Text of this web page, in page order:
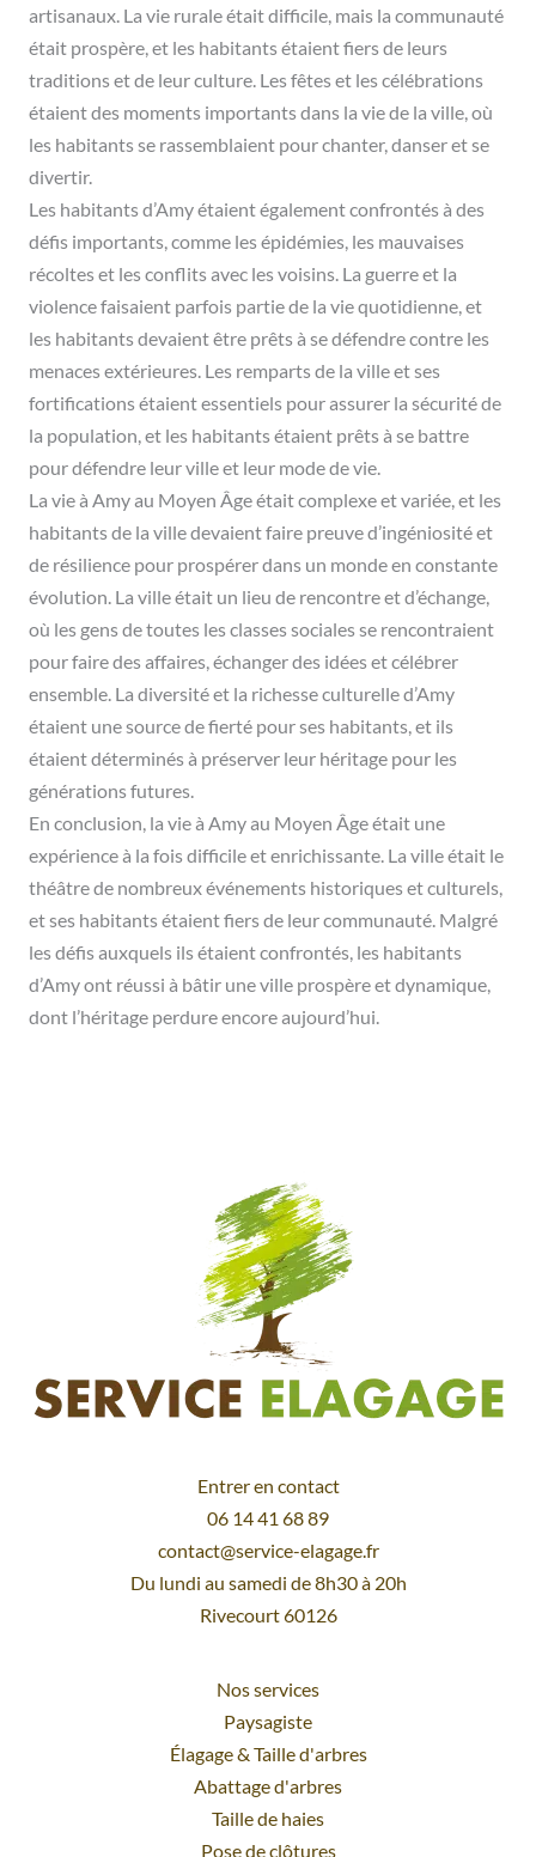
artisanaux. La vie rurale était difficile, mais la communauté
était prospère, et les habitants étaient fiers de leurs
traditions et de leur culture. Les fêtes et les célébrations
étaient des moments importants dans la vie de la ville, où
les habitants se rassemblaient pour chanter, danser et se
divertir.
Les habitants d’Amy étaient également confrontés à des
défis importants, comme les épidémies, les mauvaises
récoltes et les conflits avec les voisins. La guerre et la
violence faisaient parfois partie de la vie quotidienne, et
les habitants devaient être prêts à se défendre contre les
menaces extérieures. Les remparts de la ville et ses
fortifications étaient essentiels pour assurer la sécurité de
la population, et les habitants étaient prêts à se battre
pour défendre leur ville et leur mode de vie.
La vie à Amy au Moyen Âge était complexe et variée, et les
habitants de la ville devaient faire preuve d’ingéniosité et
de résilience pour prospérer dans un monde en constante
évolution. La ville était un lieu de rencontre et d’échange,
où les gens de toutes les classes sociales se rencontraient
pour faire des affaires, échanger des idées et célébrer
ensemble. La diversité et la richesse culturelle d’Amy
étaient une source de fierté pour ses habitants, et ils
étaient déterminés à préserver leur héritage pour les
générations futures.
En conclusion, la vie à Amy au Moyen Âge était une
expérience à la fois difficile et enrichissante. La ville était le
théâtre de nombreux événements historiques et culturels,
et ses habitants étaient fiers de leur communauté. Malgré
les défis auxquels ils étaient confrontés, les habitants
d’Amy ont réussi à bâtir une ville prospère et dynamique,
dont l’héritage perdure encore aujourd’hui.
Entrer en contact
06 14 41 68 89
contact@service-elagage.fr
Du lundi au samedi de 8h30 à 20h
Rivecourt 60126
Nos services
Paysagiste
Élagage& Taille d'arbres
Abattage d'arbres
Taille de haies
Pose de clôtures